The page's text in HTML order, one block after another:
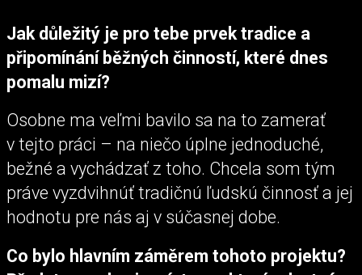
Jak důležitý je pro tebe prvek tradice a
připomínání běžných činností, které dnes
pomalu mizí?
Osobne ma veľmi bavilo sa na to zamerať
v tejto práci – na niečo úplne jednoduché,
bežné a vychádzať z toho. Chcela som tým
práve vyzdvihnúť tradičnú ľudskú činnosť a jej
hodnotu pre nás aj v súčasnej dobe.
Co bylo hlavním záměrem tohoto projektu?